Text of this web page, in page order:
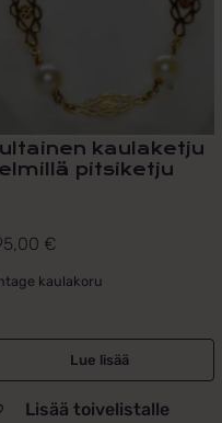
kaulaketju
pitsiketju
€
kaulakoru
Lue lisää
Lisää toivelistalle